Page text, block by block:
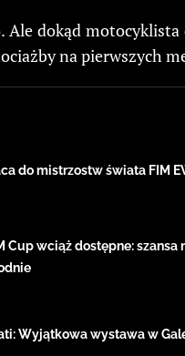
Ale dokąd
na pierwszych
do mistrzostw świata FIM
Cup wciąż dostępne: szansa
Wyjątkowa wystawa w